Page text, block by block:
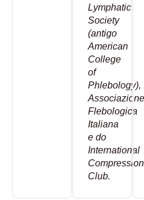
Lymphatic
Society
(antigo
American
College
of
Phlebology),
Associazione
Flebologica
Italiana
e do
International
Compression
Club.